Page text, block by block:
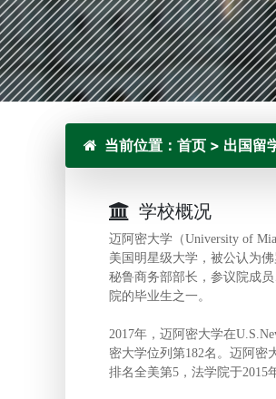
当前位置： 首页 > 出国留
学校概况
迈阿密大学（University of
美国明星级大学，被公认为
秘鲁商务部部长，参议院成
院的毕业生之一。
2017年，迈阿密大学在
密大学位列第182名。迈阿密
排名全美第5，法学院于2015